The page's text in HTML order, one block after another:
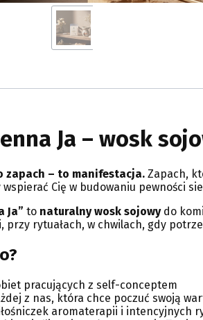
Ja – wosk
zapach – to manifestacja.Zapach,
Cię w budowaniu pewności
Ja” to naturalny wosk sojowydo
przy rytuałach, w chwilach, gdy
pracujących z self-conceptem
z nas, która chce poczuć swoją
aromaterapii i intencyjnych